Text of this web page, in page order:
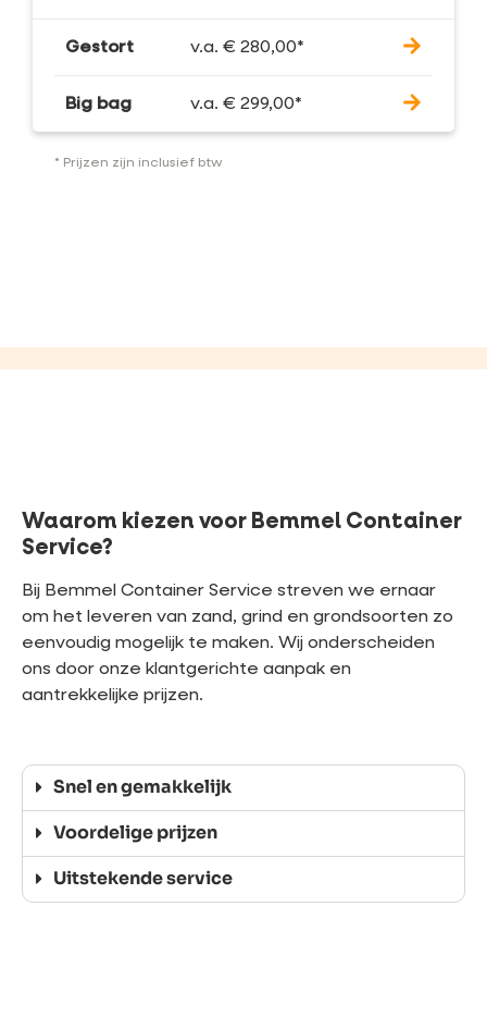
Gestort v.a. € 280,00*
Big bag v.a. € 299,00*
* Prijzen zijn inclusief btw
Waarom kiezen voor Bemmel Container
Service?
Bij Bemmel Container Service streven we ernaar
om het leveren van zand, grind en grondsoorten zo
eenvoudig mogelijk te maken. Wij onderscheiden
ons door onze klantgerichte aanpak en
aantrekkelijke prijzen.
Snel en gemakkelijk
Voordelige prijzen
Uitstekende service